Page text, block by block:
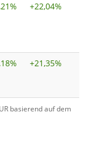
+22,04%
+21,35%
basierend auf dem